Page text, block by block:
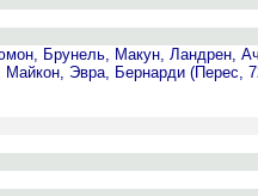
Брунель, Макун, Ландрен,
Эвра, Бернарди (Перес,